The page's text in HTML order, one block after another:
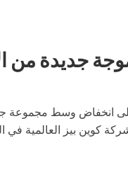
جديدة من
تداولات وول ستريت 04-05-2023 على انخفاض وسط
كوين بيز العالمية في